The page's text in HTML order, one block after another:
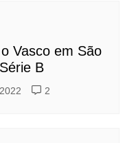
Vasco em São
B
2